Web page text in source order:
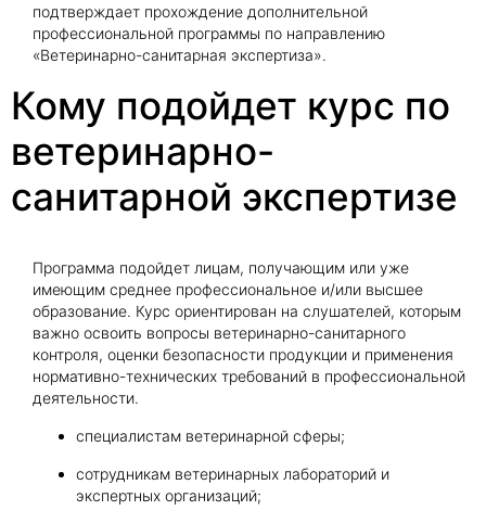
подтверждает прохождение дополнительной
профессиональной программы по направлению
«Ветеринарно-санитарная экспертиза».
Кому подойдет курс по
ветеринарно-
санитарной экспертизе
Программа подойдет лицам, получающим или уже
имеющим среднее профессиональное и/или высшее
образование. Курс ориентирован на слушателей, которым
важно освоить вопросы ветеринарно-санитарного
контроля, оценки безопасности продукции и применения
нормативно-технических требований в профессиональной
деятельности.
специалистам ветеринарной сферы;
сотрудникам ветеринарных лабораторий и
экспертных организаций;